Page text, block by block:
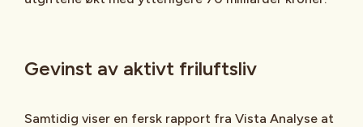
Gevinst av aktivt friluftsliv
Samtidig viser en fersk rapport fra Vista Analyse at